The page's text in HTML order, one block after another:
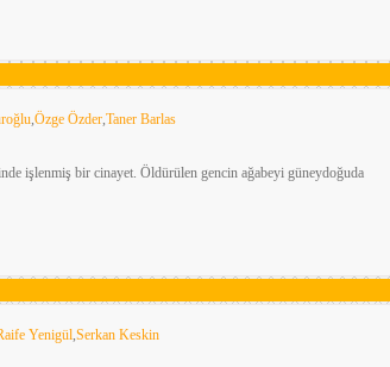
,Özge Özder,Taner Barlas
işlenmiş bir cinayet. Öldürülen gencin ağabeyi güneydoğuda
Yenigül,Serkan Keskin